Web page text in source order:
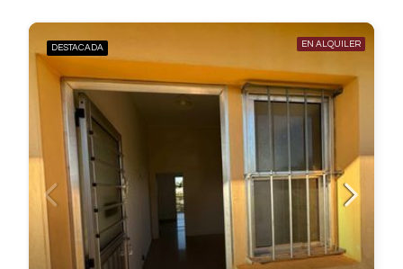
DESTACADA EN ALQUILER